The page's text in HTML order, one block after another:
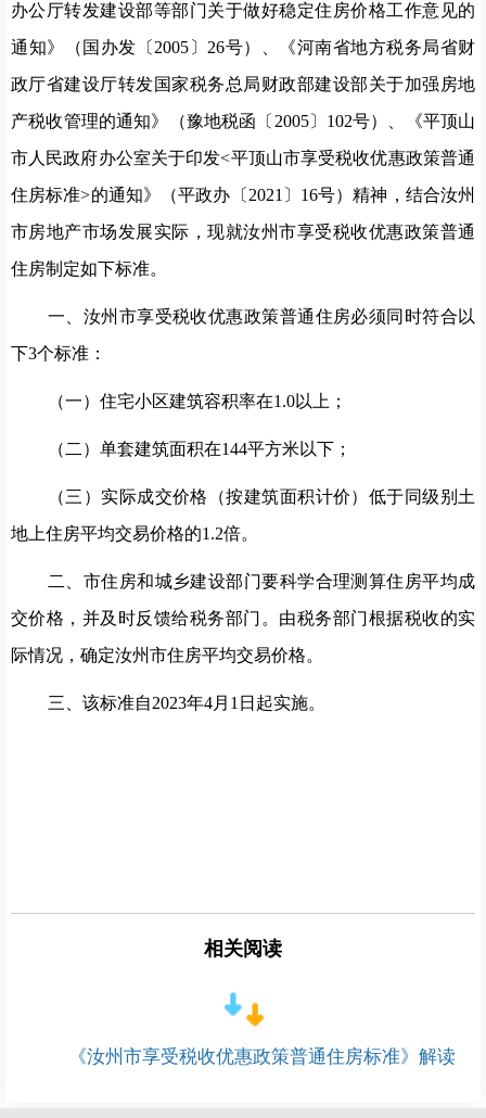
办公厅转发建设部等部门关于做好稳定住房价格工作意见的
通知》（国办发〔 2005 〕26号）、《河南省地方税务局省财
政厅省建设厅转发国家税务总局财政部建设部关于加强房地
产税收管理的通知》（豫地税函〔2005〕102号）
、《平顶山
市人民政府办公室关于印发<平顶山市享受税收优惠政策普通
住房标准>的通知》
（平政办〔 2021 〕 16号）精神，结合汝州
市房地产市场发展实际，现就汝州市享受税收优惠政策普通
住房制定如下标准。
一、 汝州 市享受税收优惠政策普通住房必须同时符合以
下3个标准：
（一） 住宅小区建筑容积率在1.0以上；
（二） 单套建筑面积在144平方米以下；
（三） 实际成交价格（按建筑面积计价）低于同级别土
地上住房平均交易价格的1.2倍。
二、市住房和城乡建设部门要科学合理测算住房平均成
交价格，并及时反馈给税务部门。 由税务部门根据税收的实
际情况，确定汝州市住房平均交易价格。
三、 该标准自2023年4月 1 日起实施。
相关阅读
《汝州市享受税收优惠政策普通住房标准》解读